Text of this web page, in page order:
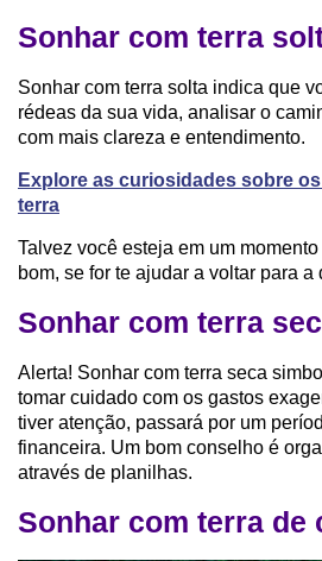
Sonhar com terra
Sonhar com terra solta indica que
rédeas da sua vida, analisar o
com mais clareza e entendimento.
Explore as curiosidades sobre
terra
Talvez você esteja em um
bom, se for te ajudar a voltar para a
Sonhar com terra
Alerta! Sonhar com terra seca
tomar cuidado com os gastos
tiver atenção, passará por um
financeira. Um bom conselho é
através de planilhas.
Sonhar com terra de